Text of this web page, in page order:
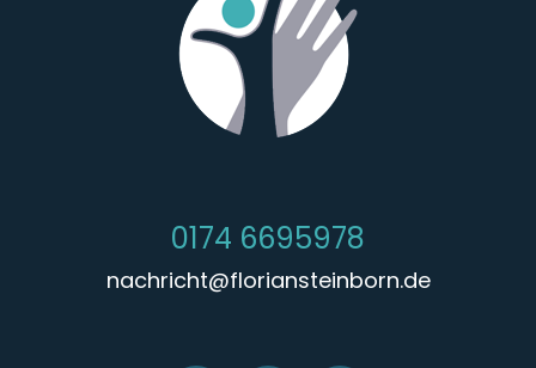
0174 6695978
nachricht@floriansteinborn.de